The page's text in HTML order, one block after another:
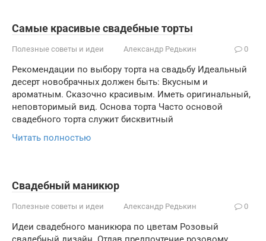
Самые красивые свадебные торты
Полезные советы и идеи Александр Редькин 0
Рекомендации по выбору торта на свадьбу Идеальный
десерт новобрачных должен быть: Вкусным и
ароматным. Сказочно красивым. Иметь оригинальный,
неповторимый вид. Основа торта Часто основой
свадебного торта служит бисквитный
Читать полностью
Свадебный маникюр
Полезные советы и идеи Александр Редькин 0
Идеи свадебного маникюра по цветам Розовый